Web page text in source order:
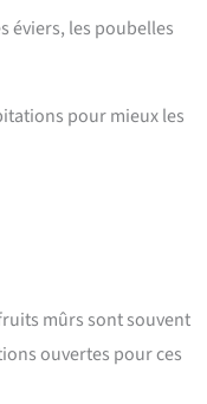
éviers, les poubelles
pour mieux les
mûrs sont souvent
ouvertes pour ces